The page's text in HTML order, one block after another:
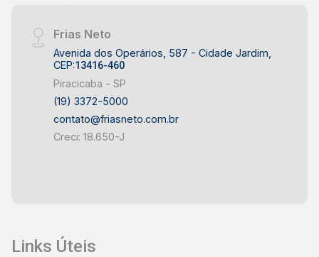
Frias Neto
Avenida dos Operários, 587 - Cidade Jardim,
CEP:13416-460
Piracicaba - SP
(19) 3372-5000
contato@friasneto.com.br
Creci: 18.650-J
Links Úteis